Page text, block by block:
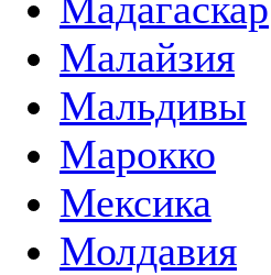
Малайзия
Мальдивы
Марокко
Мексика
Молдавия